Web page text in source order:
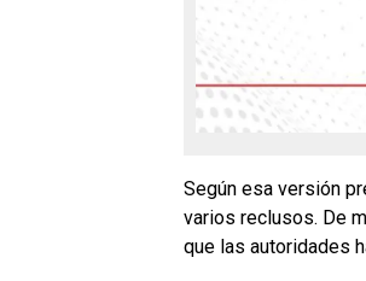
Según esa versión
varios reclusos. De
que las autoridades